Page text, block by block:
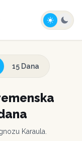
15 Dana
Karaula